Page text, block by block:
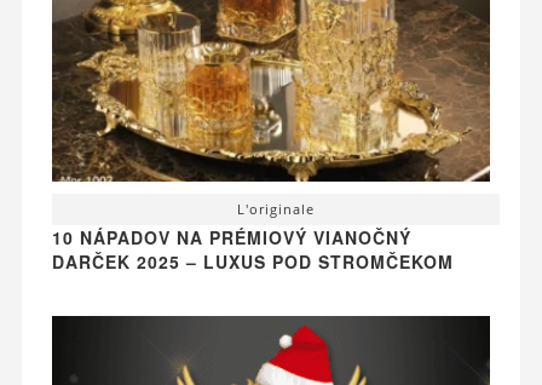
L'originale
10 NÁPADOV NA PRÉMIOVÝ VIANOČNÝ
DARČEK 2025 – LUXUS POD STROMČEKOM